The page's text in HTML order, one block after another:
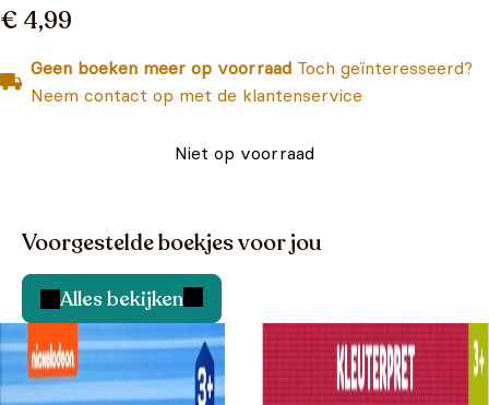
€ 4,99
Geen boeken meer op voorraad Toch geïnteresseerd?
Neem contact op met de klantenservice
Niet op voorraad
Voorgestelde boekjes voor jou
Alles bekijken